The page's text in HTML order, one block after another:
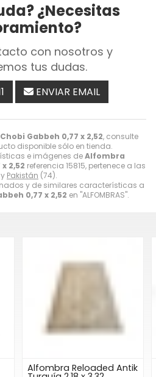
Gabbeh 0,77 x 2,52, consulte
disponible sólo en tienda.
e imágenes deAlfombra
2,52 referencia 15815, pertenece a las
Pakistán (74).
y de similares características a
0,77 x 2,52 en "ALFOMBRAS".
¿Necesitas
con nosotros y
tus dudas.
ENVIAR EMAIL
Alfombra Reloaded Antik